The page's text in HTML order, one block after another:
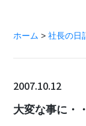
ホーム >社長の日
2007.10.12
大変な事に・